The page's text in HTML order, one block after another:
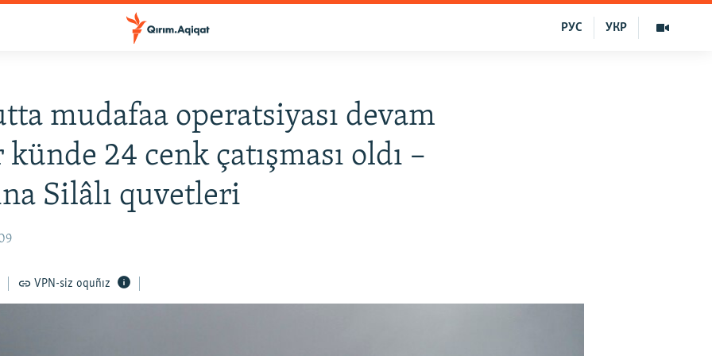
УКР
РУС
mudafaa operatsiyası devam
24 cenk çatışması oldı –
Silâlı quvetleri
VPN-siz oquñız